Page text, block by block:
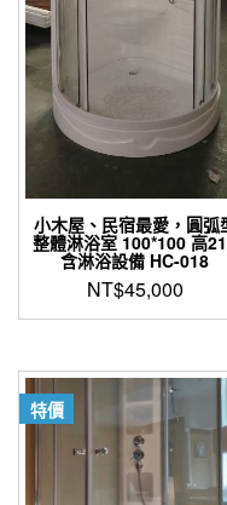
小木屋、民宿最愛，圓弧
整體淋浴室 100*100 高
含淋浴設備 HC-018
NT$45,000
特價